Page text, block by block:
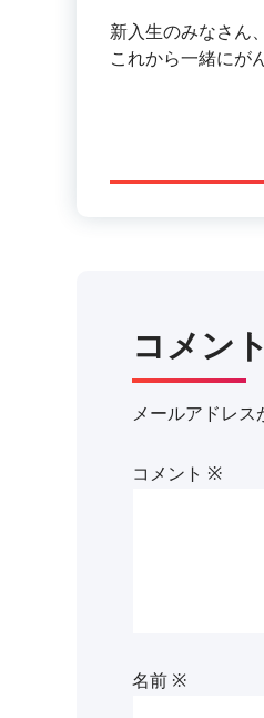
新入生のみなさん
これから一緒にが
コメン
メールアドレス
コメント ※
名前 ※